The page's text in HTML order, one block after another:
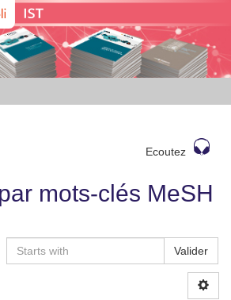
Ecoutez
mots-clés MeSH
Valider